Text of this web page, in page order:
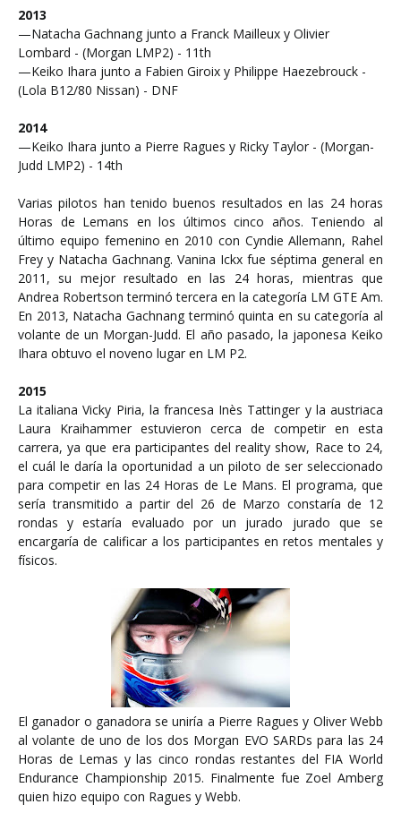
2013
—Natacha Gachnang junto a Franck Mailleux y Olivier
Lombard - (Morgan LMP2) - 11th
—Keiko Ihara junto a Fabien Giroix y Philippe Haezebrouck -
(Lola B12/80 Nissan) - DNF
2014
—Keiko Ihara junto a Pierre Ragues y Ricky Taylor - (Morgan-
Judd LMP2) - 14th
Varias pilotos han tenido buenos resultados en las 24 horas
Horas de Lemans en los últimos cinco años. Teniendo al
último equipo femenino en 2010 con Cyndie Allemann, Rahel
Frey y Natacha Gachnang. Vanina Ickx fue séptima general en
2011, su mejor resultado en las 24 horas, mientras que
Andrea Robertson terminó tercera en la categoría LM GTE Am.
En 2013, Natacha Gachnang terminó quinta en su categoría al
volante de un Morgan-Judd. El año pasado, la japonesa Keiko
Ihara obtuvo el noveno lugar en LM P2.
2015
La italiana Vicky Piria, la francesa Inès Tattinger y la austriaca
Laura Kraihammer estuvieron cerca de competir en esta
carrera, ya que era participantes del reality show, Race to 24,
el cuál le daría la oportunidad a un piloto de ser seleccionado
para competir en las 24 Horas de Le Mans. El programa, que
sería transmitido a partir del 26 de Marzo constaría de 12
rondas y estaría evaluado por un jurado jurado que se
encargaría de calificar a los participantes en retos mentales y
físicos.
El ganador o ganadora se uniría a Pierre Ragues y Oliver Webb
al volante de uno de los dos Morgan EVO SARDs para las 24
Horas de Lemas y las cinco rondas restantes del FIA World
Endurance Championship 2015. Finalmente fue Zoel Amberg
quien hizo equipo con Ragues y Webb.